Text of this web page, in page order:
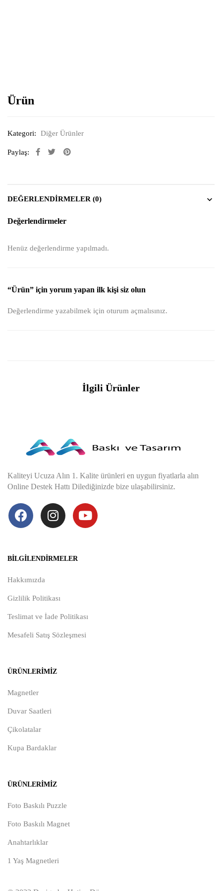
Ürün
Kategori: Diğer Ürünler
Paylaş:
DEĞERLENDIRMELER (0)
Değerlendirmeler
Henüz değerlendirme yapılmadı.
“Ürün” için yorum yapan ilk kişi siz olun
Değerlendirme yazabilmek için oturum açmalısınız.
İlgili Ürünler
Kaliteyi Ucuza Alın 1. Kalite ürünleri en uygun fiyatlarla alın
Online Destek Hattı Dilediğinizde bize ulaşabilirsiniz.
BILGILENDIRMELER
Hakkımızda
Gizlilik Politikası
Teslimat ve İade Politikası
Mesafeli Satış Sözleşmesi
ÜRÜNLERIMIZ
Magnetler
Duvar Saatleri
Çikolatalar
Kupa Bardaklar
ÜRÜNLERIMIZ
Foto Baskılı Puzzle
Foto Baskılı Magnet
Anahtarlıklar
1 Yaş Magnetleri